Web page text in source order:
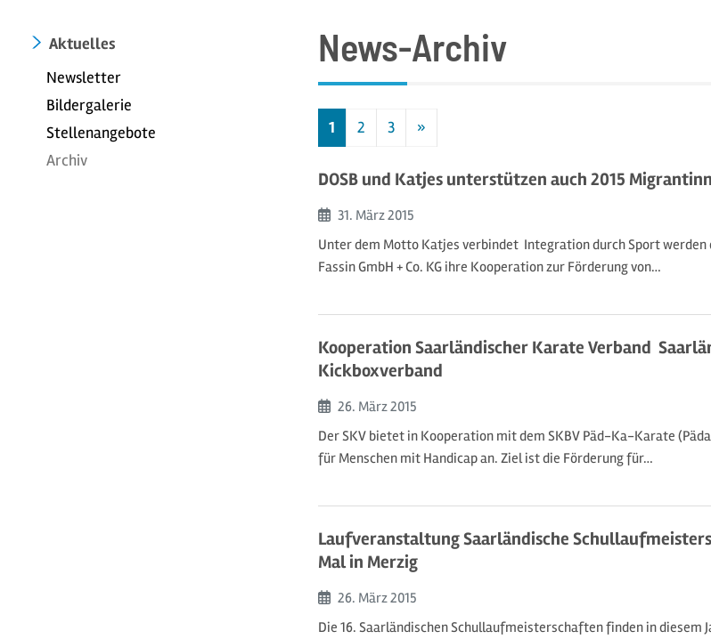
Aktuelles
Newsletter
Bildergalerie
Stellenangebote
Archiv
News-Archiv
1 2 3 »Nächste
DOSB und Katjes unterstützen auch 2015
Beginn:
31. März2015
Unter dem Motto Katjes verbindet  Integration durch Sport
Fassin GmbH + Co. KG ihre Kooperation zur Förderung von…
Kooperation Saarländischer Karate Verband 
Kickboxverband
Beginn:
26. März2015
Der SKV bietet in Kooperation mit dem SKBV Päd-Ka-Karate
für Menschen mit Handicap an. Ziel ist die Förderung für…
Laufveranstaltung Saarländische
Mal in Merzig
Beginn:
26. März2015
Die 16. Saarländischen Schullaufmeisterschaften finden in diesem